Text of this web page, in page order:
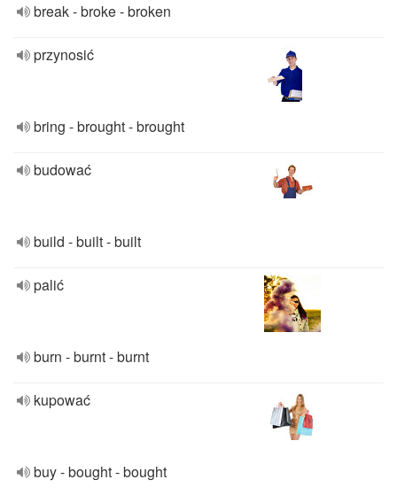
break - broke - broken
przynosić
bring - brought - brought
budować
build - built - built
palić
burn - burnt - burnt
kupować
buy - bought - bought